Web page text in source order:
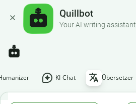
Quillbot
Your AI writing assistant
KI-Chat Übersetzer